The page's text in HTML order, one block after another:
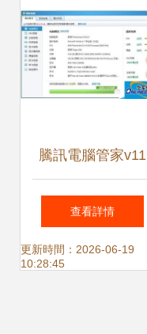
騰訊電腦管家v11
硬件檢測與監控功
能使用指南
查看詳情
更新時間：2026-06-19
10:28:45